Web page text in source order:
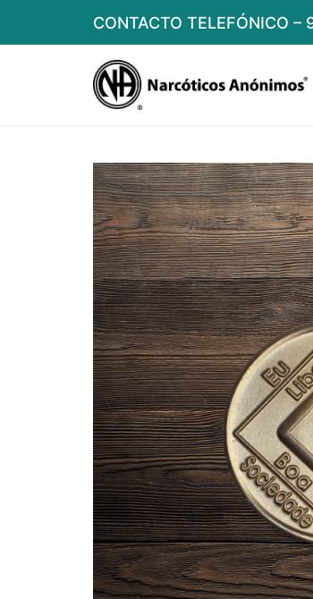
CONTACTO TELEFÓNICO